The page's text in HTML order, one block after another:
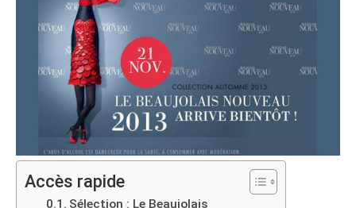
Accès rapide
Sélection : Le Beaujolais